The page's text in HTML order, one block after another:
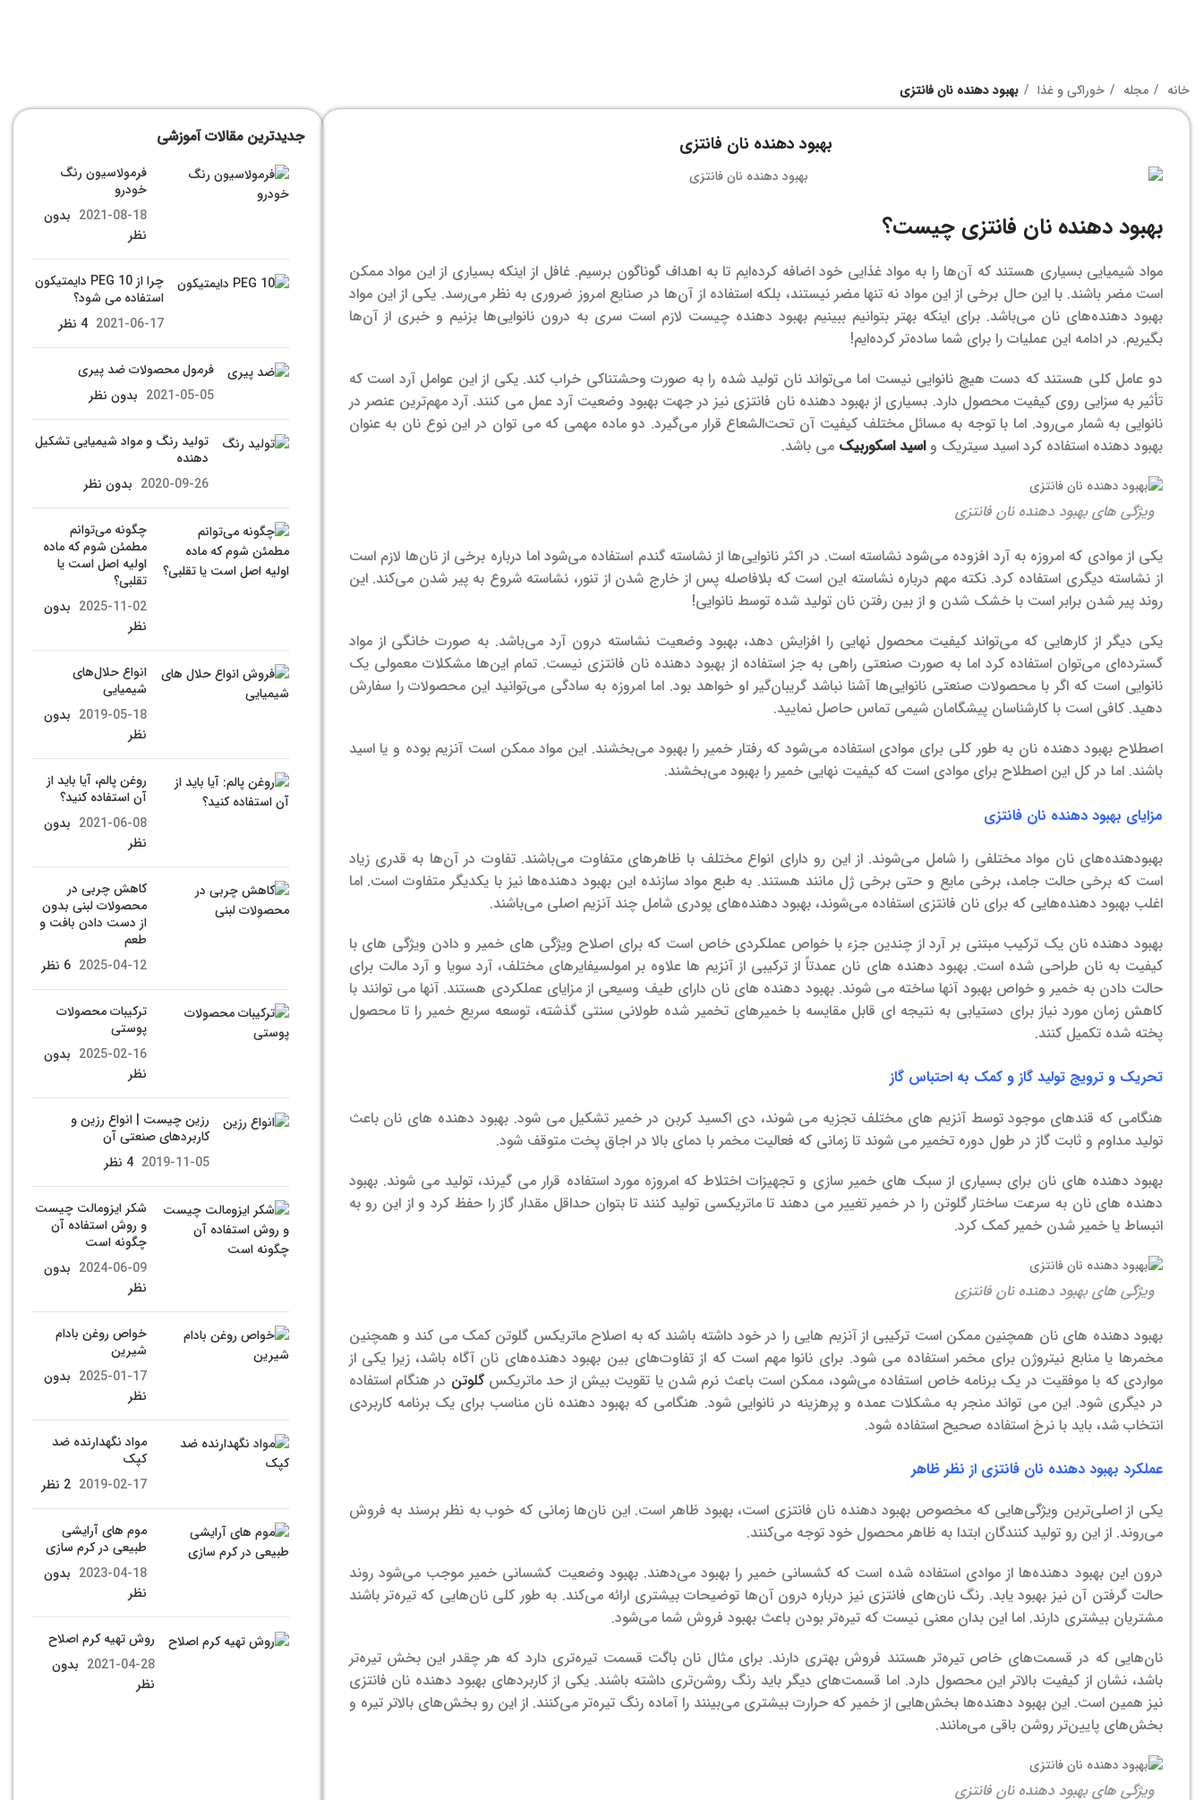
خانه مجله خوراکی و غذا بهبود دهنده نان فانتزی
بهبود دهنده نان فانتزی
بهبود دهنده نان فانتزی چیست؟
مواد شیمیایی بسیاری هستند که آن‌ها را به مواد غذایی خود اضافه کرده‌‌ایم تا به اهداف گوناگون برسیم. غافل از اینکه بسیاری از این مواد ممکن
است مضر باشند. با این حال برخی از این مواد نه تنها مضر نیستند، بلکه استفاده از آن‌ها در صنایع امروز ضروری به نظر می‌رسد. یکی از این مواد
بهبود دهنده‌های نان می‌باشد. برای اینکه بهتر بتوانیم ببینیم بهبود دهنده چیست لازم است سری به درون نانوایی‌ها بزنیم و خبری از آن‌ها
بگیریم. در ادامه این عملیات را برای شما ساده‌تر کرده‌ایم!
دو عامل کلی هستند که دست هیچ نانوایی نیست اما می‌تواند نان تولید شده را به صورت وحشتناکی خراب کند. یکی از این عوامل آرد است که
تأثیر به سزایی روی کیفیت محصول دارد. بسیاری از بهبود دهنده نان فانتزی نیز در جهت بهبود وضعیت آرد عمل می کنند. آرد مهم‌ترین عنصر در
نانوایی به شمار می‌رود. اما با توجه به مسائل مختلف کیفیت آن تحت‌الشعاع قرار می‌گیرد. دو ماده مهمی که می توان در این نوع نان به عنوان
بهبود دهنده استفاده کرد اسید سیتریک واسید اسکوربیک می باشد.
ویژگی های بهبود دهنده نان فانتزی
یکی از موادی که امروزه به آرد افزوده می‌شود نشاسته است. در اکثر نانوایی‌ها از نشاسته گندم استفاده می‌شود اما درباره برخی از نان‌ها لازم است
از نشاسته دیگری استفاده کرد. نکته مهم درباره نشاسته این است که بلافاصله پس از خارج شدن از تنور، نشاسته شروع به پیر شدن می‌کند. این
روند پیر شدن برابر است با خشک شدن و از بین رفتن نان تولید شده توسط نانوایی!
یکی دیگر از کارهایی که می‌تواند کیفیت محصول نهایی را افزایش دهد، بهبود وضعیت نشاسته درون آرد می‌باشد. به صورت خانگی از مواد
گسترده‌‌ای می‌توان استفاده کرد اما به صورت صنعتی راهی به جز استفاده از بهبود دهنده نان فانتزی نیست. تمام این‌ها مشکلات معمولی یک
نانوایی است که اگر با محصولات صنعتی نانوایی‌ها آشنا نباشد گریبان‌گیر او خواهد بود. اما امروزه به سادگی می‌توانید این محصولات را سفارش
دهید. کافی است با کارشناسان پیشگامان شیمی تماس حاصل نمایید.
اصطلاح بهبود دهنده نان به طور کلی برای موادی استفاده می‌شود که رفتار خمیر را بهبود می‌بخشند. این مواد ممکن است آنزیم بوده و یا اسید
باشند. اما در کل این اصطلاح برای موادی است که کیفیت نهایی خمیر را بهبود می‌بخشند.
مزایای بهبود دهنده نان فانتزی
بهبودهنده‌های نان مواد مختلفی را شامل می‌شوند. از این رو دارای انواع مختلف با ظاهرهای متفاوت می‌باشند. تفاوت در آن‌ها به قدری زیاد
است که برخی حالت جامد، برخی مایع و حتی برخی ژل مانند هستند. به طبع مواد سازنده این بهبود دهنده‌ها نیز با یکدیگر متفاوت است. اما
اغلب بهبود دهنده‌هایی که برای نان فانتزی استفاده می‌شوند، بهبود دهنده‌های پودری شامل چند آنزیم اصلی می‌باشند.
بهبود دهنده نان یک ترکیب مبتنی بر آرد از چندین جزء با خواص عملکردی خاص است که برای اصلاح ویژگی های خمیر و دادن ویژگی های با
کیفیت به نان طراحی شده است. بهبود دهنده های نان عمدتاً از ترکیبی از آنزیم ها علاوه بر امولسیفایرهای مختلف، آرد سویا و آرد مالت برای
حالت دادن به خمیر و خواص بهبود آنها ساخته می شوند. بهبود دهنده های نان دارای طیف وسیعی از مزایای عملکردی هستند. آنها می توانند با
کاهش زمان مورد نیاز برای دستیابی به نتیجه ای قابل مقایسه با خمیرهای تخمیر شده طولانی سنتی گذشته، توسعه سریع خمیر را تا محصول
پخته شده تکمیل کنند.
تحریک و ترویج تولید گاز و کمک به احتباس گاز
هنگامی که قندهای موجود توسط آنزیم های مختلف تجزیه می شوند، دی اکسید کربن در خمیر تشکیل می شود. بهبود دهنده های نان باعث
تولید مداوم و ثابت گاز در طول دوره تخمیر می شوند تا زمانی که فعالیت مخمر با دمای بالا در اجاق پخت متوقف شود.
بهبود دهنده های نان برای بسیاری از سبک های خمیر سازی و تجهیزات اختلاط که امروزه مورد استفاده قرار می گیرند، تولید می شوند. بهبود
دهنده های نان به سرعت ساختار گلوتن را در خمیر تغییر می دهند تا ماتریکسی تولید کنند تا بتوان حداقل مقدار گاز را حفظ کرد و از این رو به
انبساط یا خمیر شدن خمیر کمک کرد.
ویژگی های بهبود دهنده نان فانتزی
بهبود دهنده های نان همچنین ممکن است ترکیبی از آنزیم هایی را در خود داشته باشند که به اصلاح ماتریکس گلوتن کمک می کند و همچنین
مخمرها یا منابع نیتروژن برای مخمر استفاده می شود. برای نانوا مهم است که از تفاوت‌های بین بهبود دهنده‌های نان آگاه باشد، زیرا یکی از
مواردی که با موفقیت در یک برنامه خاص استفاده می‌شود، ممکن است باعث نرم شدن یا تقویت بیش از حد ماتریکسگلوتن در هنگام استفاده
در دیگری شود. این می تواند منجر به مشکلات عمده و پرهزینه در نانوایی شود. هنگامی که بهبود دهنده نان مناسب برای یک برنامه کاربردی
انتخاب شد، باید با نرخ استفاده صحیح استفاده شود.
عملکرد بهبود دهنده نان فانتزی از نظر ظاهر
یکی از اصلی‌ترین ویژگی‌هایی که مخصوص بهبود دهنده نان فانتزی است، بهبود ظاهر است. این نان‌ها زمانی که خوب به نظر برسند به فروش
می‌روند. از این رو تولید کنندگان ابتدا به ظاهر محصول خود توجه می‌کنند.
درون این بهبود دهنده‌ها از موادی استفاده شده است که کشسانی خمیر را بهبود می‌دهند. بهبود وضعیت کشسانی خمیر موجب می‌شود روند
حالت گرفتن آن نیز بهبود یابد. رنگ نان‌های فانتزی نیز درباره درون آن‌ها توضیحات بیشتری ارائه می‌کند. به طور کلی نان‌هایی که تیره‌تر باشند
مشتریان بیشتری دارند. اما این بدان معنی نیست که تیره‌تر بودن باعث بهبود فروش شما می‌شود.
نان‌هایی که در قسمت‌های خاص تیره‌تر هستند فروش بهتری دارند. برای مثال نان باگت قسمت تیره‌تری دارد که هر چقدر این بخش تیره‌تر
باشد، نشان از کیفیت بالاتر این محصول دارد. اما قسمت‌های دیگر باید رنگ روشن‌تری داشته باشند. یکی از کاربردهای بهبود دهنده نان فانتزی
نیز همین است. این بهبود دهنده‌ها بخش‌هایی از خمیر که حرارت بیشتری می‌بینند را آماده رنگ تیره‌تر می‌کنند. از این رو بخش‌های بالاتر تیره و
بخش‌های پایین‌تر روشن باقی می‌مانند.
ویژگی های بهبود دهنده نان فانتزی
جدیدترین مقالات آموزشی
فرمولاسیون رنگ
خودرو
2021-08-18 بدون
نظر
چرا از PEG 10 دایمتیکون
استفاده می شود؟
2021-06-17 4 نظر
فرمول محصولات ضد پیری
2021-05-05 بدون نظر
تولید رنگ و مواد شیمیایی تشکیل
دهنده
2020-09-26 بدون نظر
چگونه می‌توانم
مطمئن شوم که ماده
اولیه اصل است یا
تقلبی؟
2025-11-02 بدون
نظر
انواع حلال‌های
شیمیایی
2019-05-18 بدون
نظر
روغن پالم، آیا باید از
آن استفاده کنید؟
2021-06-08 بدون
نظر
کاهش چربی در
محصولات لبنی بدون
از دست دادن بافت و
طعم
2025-04-12 6 نظر
ترکیبات محصولات
پوستی
2025-02-16 بدون
نظر
رزین چیست | انواع رزین و
کاربردهای صنعتی آن
2019-11-05 4 نظر
شکر ایزومالت چیست
و روش استفاده آن
چگونه است
2024-06-09 بدون
نظر
خواص روغن بادام
شیرین
2025-01-17 بدون
نظر
مواد نگهدارنده ضد
کپک
2019-02-17 2 نظر
موم های آرایشی
طبیعی در کرم سازی
2023-04-18 بدون
نظر
روش تهیه کرم اصلاح
2021-04-28 بدون
نظر